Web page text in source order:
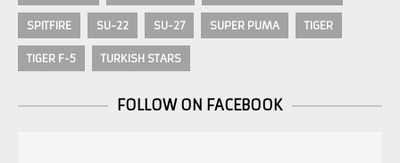
SPITFIRE SU-22 SU-27 SUPER PUMA TIGER
TIGER F-5 TURKISH STARS
FOLLOW ON FACEBOOK